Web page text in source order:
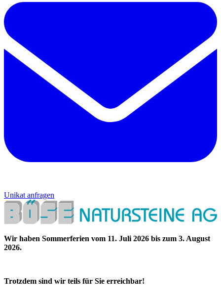
Unikat anfragen
Wir haben Sommerferien vom 11. Juli 2026 bis zum 3. August
2026.
Trotzdem sind wir teils für Sie erreichbar!